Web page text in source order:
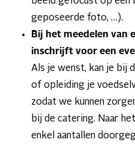
geposeerde foto, …).
Bij het meedelen van
inschrijft voor een
Als je wenst, kan je bij
of opleiding je
zodat we kunnen
bij de catering. Naar
enkel aantallen